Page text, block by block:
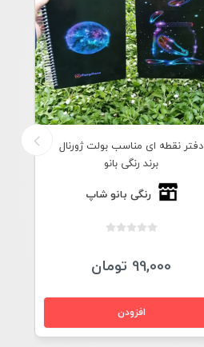
جا کلیدی جا سوئیچی آکواریومی
رنگی بانو شاپ
130,000 تومان